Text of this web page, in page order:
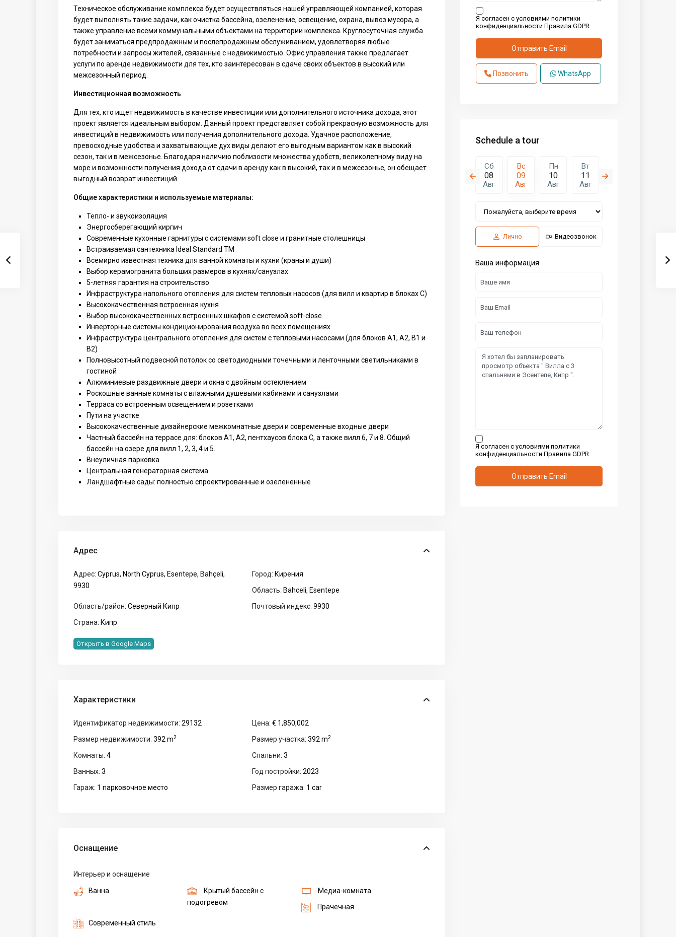
Техническое обслуживание комплекса будет осуществляться нашей управляющей компанией, которая
будет выполнять такие задачи, как очистка бассейна, озеленение, освещение, охрана, вывоз мусора, а
также управление всеми коммунальными объектами на территории комплекса. Круглосуточная служба
будет заниматься предпродажным и послепродажным обслуживанием, удовлетворяя любые
потребности и запросы жителей, связанные с недвижимостью. Офис управления также предлагает
услуги по аренде недвижимости для тех, кто заинтересован в сдаче своих объектов в высокий или
межсезонный период.
Инвестиционная возможность
Для тех, кто ищет недвижимость в качестве инвестиции или дополнительного источника дохода, этот
проект является идеальным выбором. Данный проект представляет собой прекрасную возможность для
инвестиций в недвижимость или получения дополнительного дохода. Удачное расположение,
превосходные удобства и захватывающие дух виды делают его выгодным вариантом как в высокий
сезон, так и в межсезонье. Благодаря наличию поблизости множества удобств, великолепному виду на
море и возможности получения дохода от сдачи в аренду как в высокий, так и в межсезонье, он обещает
выгодный возврат инвестиций.
Общие характеристики и используемые материалы:
Тепло- и звукоизоляция
Энергосберегающий кирпич
Современные кухонные гарнитуры с системами soft close и гранитные столешницы
Встраиваемая сантехника Ideal Standard TM
Всемирно известная техника для ванной комнаты и кухни (краны и души)
Выбор керамогранита больших размеров в кухнях/санузлах
5-летняя гарантия на строительство
Инфраструктура напольного отопления для систем тепловых насосов (для вилл и квартир в блоках C)
Высококачественная встроенная кухня
Выбор высококачественных встроенных шкафов с системой soft-close
Инверторные системы кондиционирования воздуха во всех помещениях
Инфраструктура центрального отопления для систем с тепловыми насосами (для блоков A1, A2, B1 и
B2)
Полновысотный подвесной потолок со светодиодными точечными и ленточными светильниками в
гостиной
Алюминиевые раздвижные двери и окна с двойным остеклением
Роскошные ванные комнаты с влажными душевыми кабинами и санузлами
Терраса со встроенным освещением и розетками
Пути на участке
Высококачественные дизайнерские межкомнатные двери и современные входные двери
Частный бассейн на террасе для: блоков A1, A2, пентхаусов блока C, а также вилл 6, 7 и 8. Общий
бассейн на озере для вилл 1, 2, 3, 4 и 5.
Внеуличная парковка
Центральная генераторная система
Ландшафтные сады: полностью спроектированные и озелененные
Адрес
Адрес: Cyprus, North Cyprus, Esentepe, Bahçeli,
9930
Город: Кирения
Область: Bahceli, Esentepe
Область/район: Северный Кипр Почтовый индекс: 9930
Страна: Кипр
Открыть в Google Maps
Характеристики
Идентификатор недвижимости: 29132 Цена: € 1,850,002
Размер недвижимости: 392 m2 Размер участка: 392 m2
Комнаты: 4 Спальни: 3
Ванных: 3 Год постройки: 2023
Гараж: 1 парковочное место Размер гаража: 1 car
Оснащение
Интерьер и оснащение
Ванна
Крытый бассейн с
подогревом
Медиа-комната
Прачечная
Современный стиль
Я согласен с условиями политики
конфиденциальностиПравила GDPR
Позвонить WhatsApp
Schedule a tour
Пт Сб Вс Сб
08
Авг
Вс
09
Авг
Пн
10
Авг
Вт
11
Авг
Лично Видеозвонок
Ваша информация
Я согласен с условиями политики
конфиденциальностиПравила GDPR